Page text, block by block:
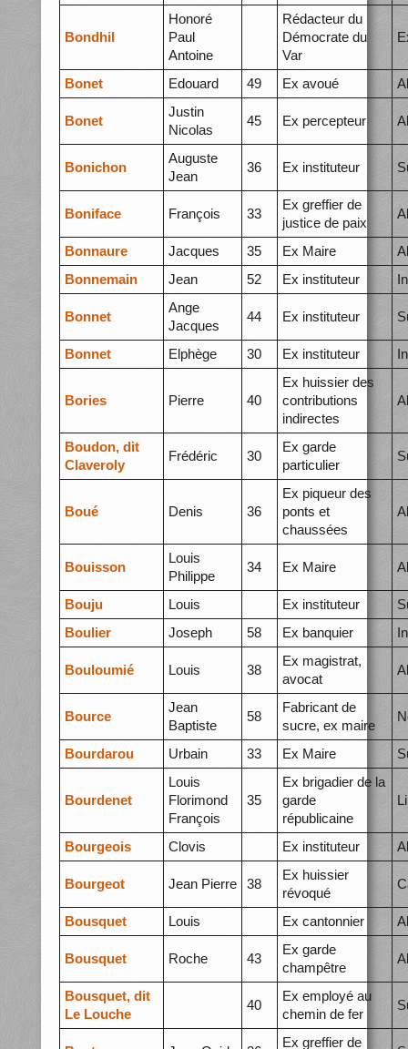
Bondhil
Honoré
Paul
Antoine
Rédacteur du
Démocrate du
Var
Bonet Edouard 49 Ex avoué
Bonet
Justin
Nicolas
45 Ex percepteur
Bonichon
Auguste
Jean
36 Ex instituteur
Boniface François 33
Ex greffier de
justice de paix
Bonnaure Jacques 35 Ex Maire
Bonnemain
Jean 52 Ex instituteur
Bonnet
Ange
Jacques
44 Ex instituteur
Bonnet Elphège 30 Ex instituteur
Bories Pierre 40
Ex huissier des
contributions
indirectes
Boudon, dit
Claveroly
Frédéric 30
Ex garde
particulier
Boué Denis 36
Ex piqueur des
ponts et
chaussées
Bouisson
Louis
Philippe
34 Ex Maire
Bouju Louis Ex instituteur
Boulier
Joseph 58 Ex banquier
Bouloumié Louis 38
Ex magistrat,
avocat
Bource
Jean
Baptiste
58
Fabricant de
sucre, ex maire
Bourdarou Urbain 33 Ex Maire
Bourdenet
Louis
Florimond
François
35
Ex brigadier de la
garde
républicaine
Bourgeois Clovis Ex instituteur
Bourgeot Jean Pierre 38
Ex huissier
révoqué
Bousquet Louis Ex cantonnier
Bousquet Roche 43
Ex garde
champêtre
Bousquet, dit
Le Louche
40
Ex employé au
chemin de fer
Ex greffier de